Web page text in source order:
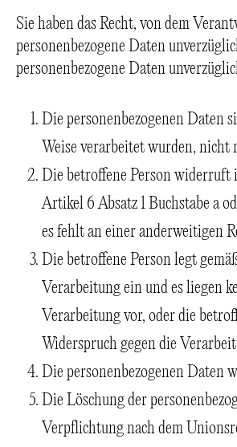
Sie haben das Recht, von dem
personenbezogene Daten
personenbezogene Daten
Die personenbezogenen Daten
Weise verarbeitet wurden, nicht
Die betroffene Person
Artikel 6 Absatz 1 Buchstabe a
es fehlt an einer anderweitigen
Die betroffene Person legt
Verarbeitung ein und es liegen
Verarbeitung vor, oder die
Widerspruch gegen die
Die personenbezogenen Daten
Die Löschung der
Verpflichtung nach dem